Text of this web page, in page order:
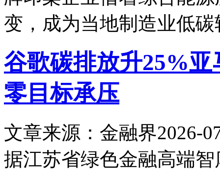
变，成为当地制造业低碳
谷歌碳排放升25%
零目标承压
文章来源：金融界2026-
据江苏省绿色金融高端